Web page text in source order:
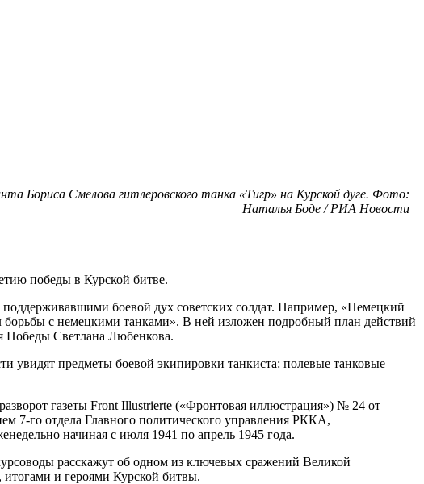
Бориса Смелова гитлеровского танка «Тигр» на Курской дуге. Фото:
Наталья Боде / РИА Новости
победы в Курской битве.
боевой дух советских солдат. Например, «Немецкий
борьбы с немецкими танками». В ней изложен подробный план действий
Победы Светлана Любенкова.
увидят предметы боевой экипировки танкиста: полевые танковые
газеты Front Illustrierte («Фронтовая иллюстрация») № 24 от
7-го отдела Главного политического управления РККА,
начиная с июля 1941 по апрель 1945 года.
расскажут об одном из ключевых сражений Великой
итогами и героями Курской битвы.